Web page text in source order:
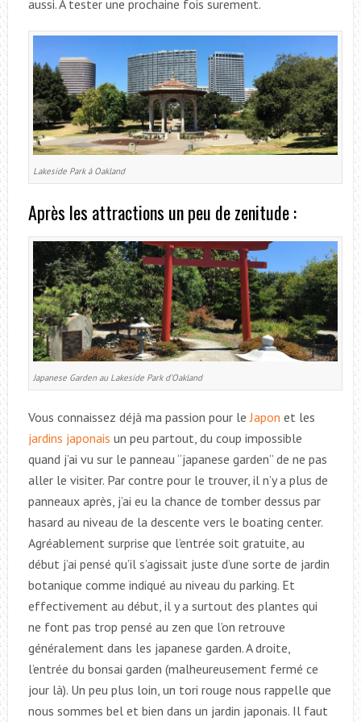
aussi. A tester une prochaine fois surement.
Lakeside Park à Oakland
Après les attractions un peu de zenitude :
Japanese Garden au Lakeside Park d’Oakland
Vous connaissez déjà ma passion pour leJapon et les
jardins japonais un peu partout, du coup impossible
quand j’ai vu sur le panneau “japanese garden” de ne pas
aller le visiter. Par contre pour le trouver, il n’y a plus de
panneaux après, j’ai eu la chance de tomber dessus par
hasard au niveau de la descente vers le boating center.
Agréablement surprise que l’entrée soit gratuite, au
début j’ai pensé qu’il s’agissait juste d’une sorte de jardin
botanique comme indiqué au niveau du parking. Et
effectivement au début, il y a surtout des plantes qui
ne font pas trop pensé au zen que l’on retrouve
généralement dans les japanese garden. A droite,
l’entrée du bonsai garden (malheureusement fermé ce
jour là). Un peu plus loin, un tori rouge nous rappelle que
nous sommes bel et bien dans un jardin japonais. Il faut